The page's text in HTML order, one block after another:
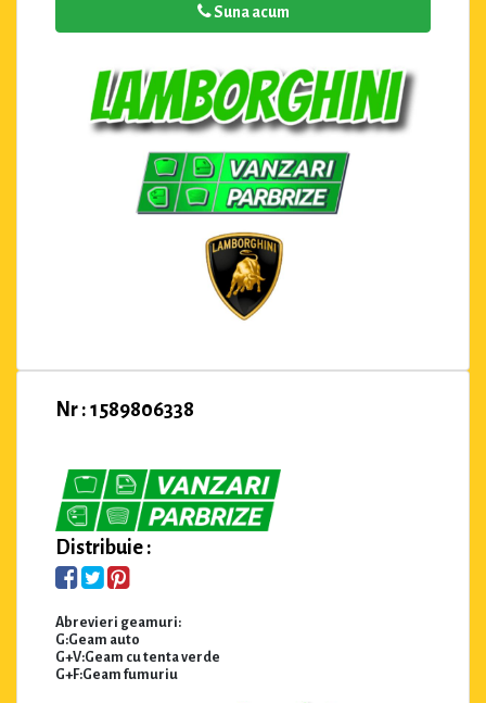
Suna acum
Nr : 1589806338
Distribuie :
Abrevieri geamuri:
G:Geam auto
G+V:Geam cu tenta verde
G+F:Geam fumuriu